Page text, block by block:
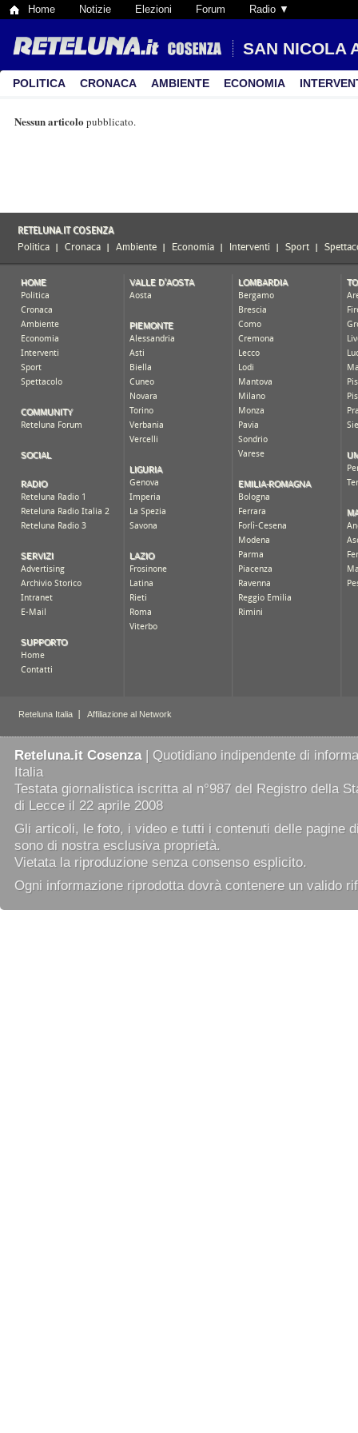
Home Notizie Elezioni Forum Radio ▼
SAN NICOLA
POLITICA CRONACA AMBIENTE ECONOMIA
Nessun articolo pubblicato.
Reteluna.it Cosenza| Quotidiano indipendente di
Italia
Testata giornalistica iscritta al n°987 del Registro della
di Lecce il 22 aprile 2008
Gli articoli, le foto, i video e tutti i contenuti delle pagine
sono di nostra esclusiva proprietà.
Vietata la riproduzione senza consenso esplicito.
Ogni informazione riprodotta dovrà contenere un valido